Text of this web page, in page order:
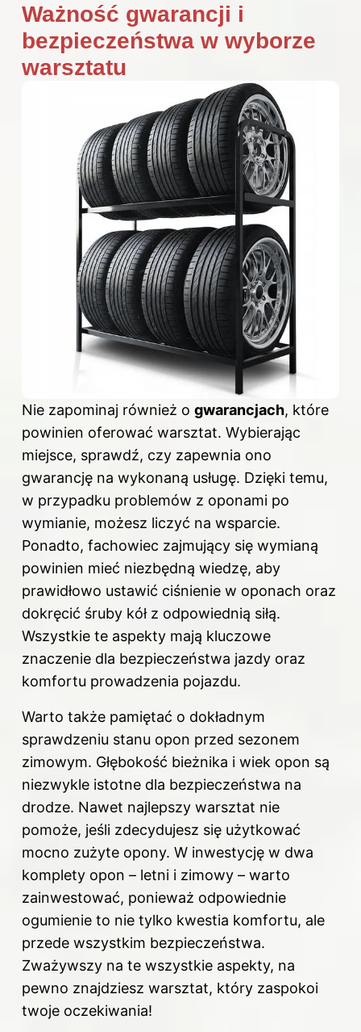
Ważność gwarancji i
bezpieczeństwa w wyborze
warsztatu
Nie zapominaj również o gwarancjach, które
powinien oferować warsztat. Wybierając
miejsce, sprawdź, czy zapewnia ono
gwarancję na wykonaną usługę. Dzięki temu,
w przypadku problemów z oponami po
wymianie, możesz liczyć na wsparcie.
Ponadto, fachowiec zajmujący się wymianą
powinien mieć niezbędną wiedzę, aby
prawidłowo ustawić ciśnienie w oponach oraz
dokręcić śruby kół z odpowiednią siłą.
Wszystkie te aspekty mają kluczowe
znaczenie dla bezpieczeństwa jazdy oraz
komfortu prowadzenia pojazdu.
Warto także pamiętać o dokładnym
sprawdzeniu stanu opon przed sezonem
zimowym. Głębokość bieżnika i wiek opon są
niezwykle istotne dla bezpieczeństwa na
drodze. Nawet najlepszy warsztat nie
pomoże, jeśli zdecydujesz się użytkować
mocno zużyte opony. W inwestycję w dwa
komplety opon – letni i zimowy – warto
zainwestować, ponieważ odpowiednie
ogumienie to nie tylko kwestia komfortu, ale
przede wszystkim bezpieczeństwa.
Zważywszy na te wszystkie aspekty, na
pewno znajdziesz warsztat, który zaspokoi
twoje oczekiwania!